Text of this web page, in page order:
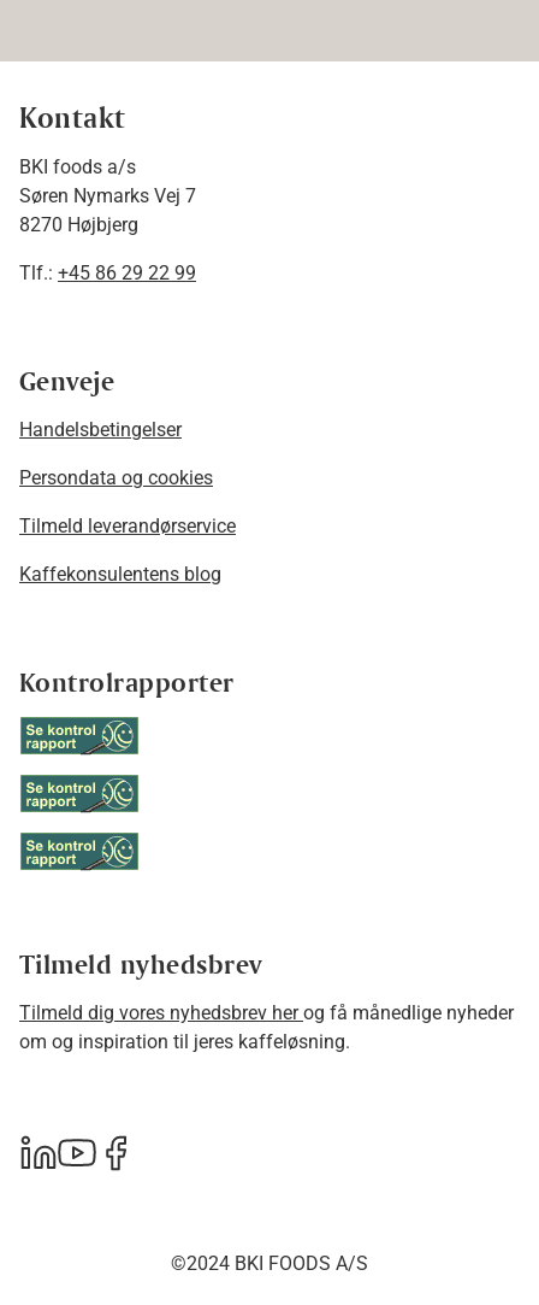
Kontakt
BKI foods a/s
Søren Nymarks Vej 7
8270 Højbjerg
Tlf.: +45 86 29 22 99
Genveje
Handelsbetingelser
Persondata og cookies
Tilmeld leverandørservice
Kaffekonsulentens blog
Kontrolrapporter
Tilmeld nyhedsbrev
Tilmeld dig vores nyhedsbrev herog få månedlige nyheder
om og inspiration til jeres kaffeløsning.
©2024 BKI FOODS A/S